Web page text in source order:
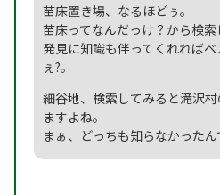
苗床置き場、なるほどぅ。
苗床ってなんだっけ？から検
発見に知識も伴ってくれれば
ぇ?。
細谷地、検索してみると滝沢
ますよね。
まぁ、どっちも知らなかった